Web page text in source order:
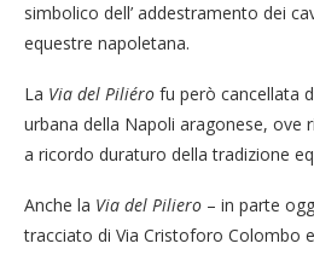
simbolico dell’ addestramento dei
equestre napoletana.
La Via del Piliéro fu però cancellata
urbana della Napoli aragonese, ove
a ricordo duraturo della tradizione
Anche la Via del Piliero – in parte
tracciato di Via Cristoforo Colombo